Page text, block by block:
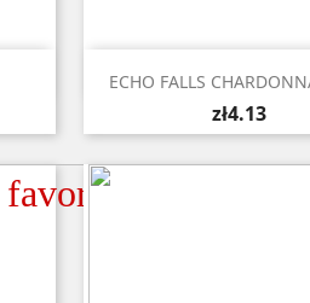
 Quick view
ECHO FALLS
zł4.13
favorite_border